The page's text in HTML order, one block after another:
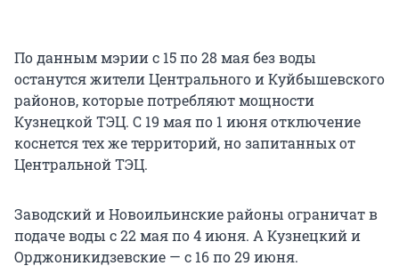
По данным мэрии с 15 по 28 мая без воды
останутся жители Центрального и Куйбышевского
районов, которые потребляют мощности
Кузнецкой ТЭЦ. С 19 маяпо 1 июняотключение
коснется тех же территорий, но запитанных от
Центральной ТЭЦ.
Заводский и Новоильинские районы ограничат в
подаче воды с22 маяпо4 июня. А Кузнецкий и
Орджоникидзевские — с 16 по29 июня.